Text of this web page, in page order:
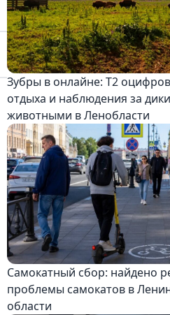
Зубры в онлайне: Т2
отдыха и наблюдения за
животными в Ленобласти
Самокатный сбор: найдено
проблемы самокатов в
области